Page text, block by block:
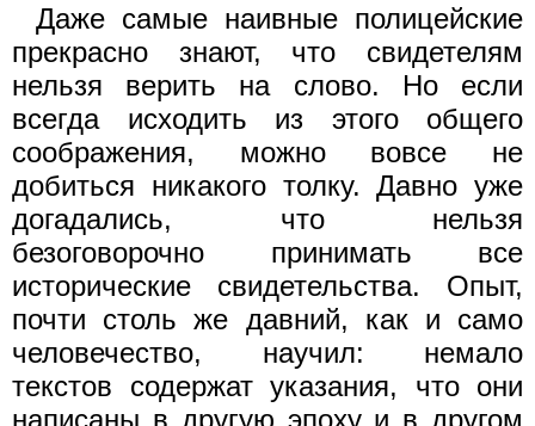
Даже самые наивные полицейские
прекрасно знают, что свидетелям
нельзя верить на слово. Но если
всегда исходить из этого общего
соображения, можно вовсе не
добиться никакого толку. Давно уже
догадались, что нельзя
безоговорочно принимать все
исторические свидетельства. Опыт,
почти столь же давний, как и само
человечество, научил: немало
текстов содержат указания, что они
написаны в другую эпоху и в другом